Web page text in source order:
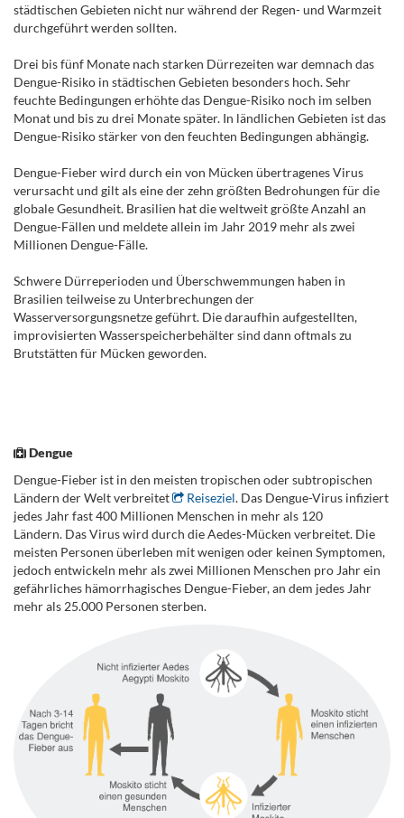
städtischen Gebieten nicht nur während der Regen- und Warmzeit
durchgeführt werden sollten.
Drei bis fünf Monate nach starken Dürrezeiten war demnach das
Dengue-Risiko in städtischen Gebieten besonders hoch. Sehr
feuchte Bedingungen erhöhte das Dengue-Risiko noch im selben
Monat und bis zu drei Monate später. In ländlichen Gebieten ist das
Dengue-Risiko stärker von den feuchten Bedingungen abhängig.
Dengue-Fieber wird durch ein von Mücken übertragenes Virus
verursacht und gilt als eine der zehn größten Bedrohungen für die
globale Gesundheit. Brasilien hat die weltweit größte Anzahl an
Dengue-Fällen und meldete allein im Jahr 2019 mehr als zwei
Millionen Dengue-Fälle.
Schwere Dürreperioden und Überschwemmungen haben in
Brasilien teilweise zu Unterbrechungen der
Wasserversorgungsnetze geführt. Die daraufhin aufgestellten,
improvisierten Wasserspeicherbehälter sind dann oftmals zu
Brutstätten für Mücken geworden.
Dengue
Dengue-Fieber ist in den meisten tropischen oder subtropischen
Ländern der Welt verbreitet
Reiseziel. Das Dengue-Virus infiziert
jedes Jahr fast 400 Millionen Menschen in mehr als 120
Ländern. Das Virus wird durch die Aedes-Mücken verbreitet. Die
meisten Personen überleben mit wenigen oder keinen Symptomen,
jedoch entwickeln mehr als zwei Millionen Menschen pro Jahr ein
gefährliches hämorrhagisches Dengue-Fieber, an dem jedes Jahr
mehr als 25.000 Personen sterben.